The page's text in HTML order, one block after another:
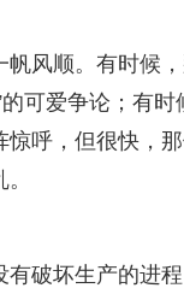
风顺。有时候
可爱争论；有
呼，但很快，
有破坏生产的进